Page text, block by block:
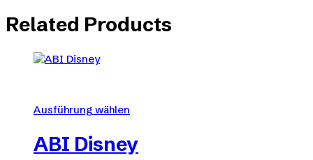
Related Products
Ausführung wählen
Produkt
weist
ABI Disney